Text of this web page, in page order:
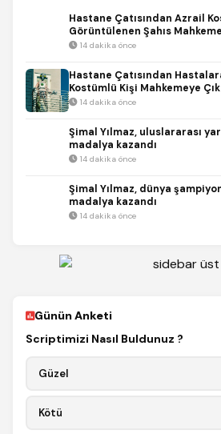
Hastane Çatısından Azrail
Görüntülenen Şahıs
14 dakika önce
Hastane Çatısından
Kostümlü Kişi Mahkemeye
14 dakika önce
Şimal Yılmaz, uluslararası
madalya kazandı
14 dakika önce
Şimal Yılmaz, dünya
madalya kazandı
14 dakika önce
Günün Anketi
Scriptimizi Nasıl Buldunuz ?
Güzel
Kötü